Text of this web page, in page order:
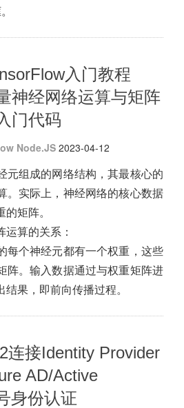
入门教程
神经网络运算与矩阵
门代码
Node.JS 2023-04-12
元组成的网络结构，其最核心的
。实际上，神经网络的核心数据
矩阵。
算的关系：
每个神经元都有一个权重，这些
阵。输入数据通过与权重矩阵进
果，即前向传播过程。
连接Identity Provider
AD/Active
身份认证